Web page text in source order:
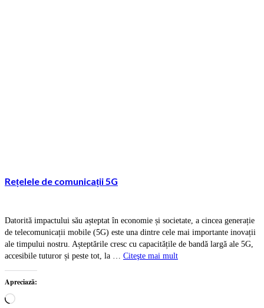
Rețelele de comunicații 5G
Datorită impactului său așteptat în economie și societate, a cincea generație
de telecomunicații mobile (5G) este una dintre cele mai importante inovații
ale timpului nostru. Așteptările cresc cu capacitățile de bandă largă ale 5G,
accesibile tuturor și peste tot, la … Citeşte mai mult
Apreciază:
Încarc...